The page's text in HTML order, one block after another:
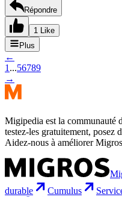
Répondre
1 Like
Plus
←
1 ...56789
→
Migipedia est la communauté
testez-les gratuitement, posez
Aidez-nous à améliorer
durable
Cumulus